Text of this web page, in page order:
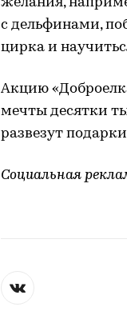
с дельфинами,
цирка и
Акцию
мечты десятки
развезут
Социальная